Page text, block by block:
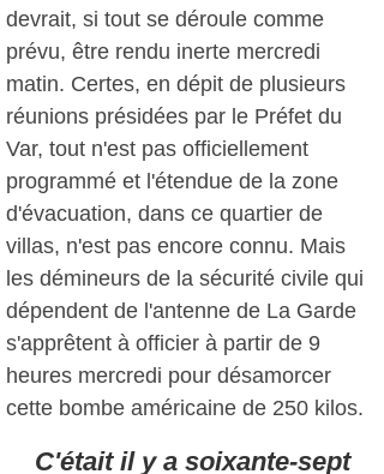
devrait, si tout se déroule comme
prévu, être rendu inerte mercredi
matin. Certes, en dépit de plusieurs
réunions présidées par le Préfet du
Var, tout n'est pas officiellement
programmé et l'étendue de la zone
d'évacuation, dans ce quartier de
villas, n'est pas encore connu. Mais
les démineurs de la sécurité civile qui
dépendent de l'antenne de La Garde
s'apprêtent à officier à partir de 9
heures mercredi pour désamorcer
cette bombe américaine de 250 kilos.
C'était il y a soixante-sept